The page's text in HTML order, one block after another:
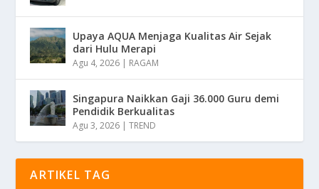
Upaya AQUA Menjaga Kualitas Air Sejak
dari Hulu Merapi
Agu 4, 2026 | RAGAM
Singapura Naikkan Gaji 36.000 Guru demi
Pendidik Berkualitas
Agu 3, 2026 |TREND
ARTIKEL TAG